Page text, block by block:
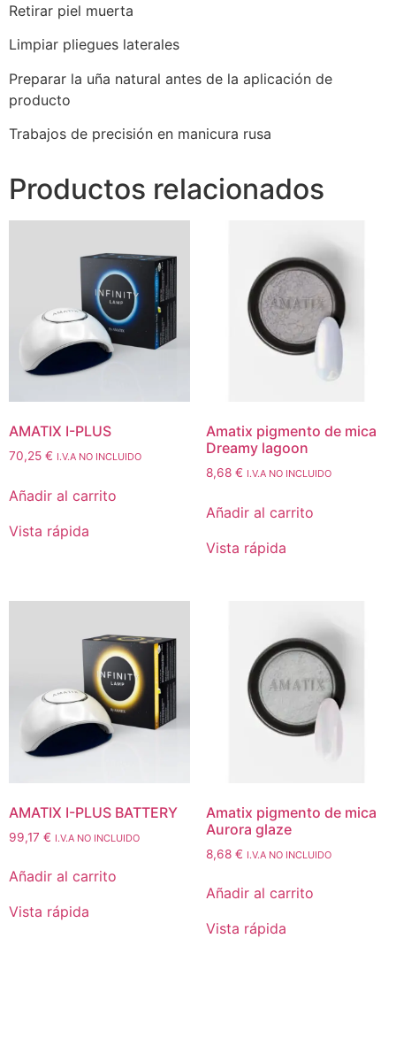
Retirar piel muerta
Limpiar pliegues laterales
Preparar la uña natural antes de la aplicación de
producto
Trabajos de precisión en manicura rusa
Productos relacionados
AMATIX I-PLUS
70,25 € I.V.A NO INCLUIDO
Añadir al carrito
Vista rápida
Amatix pigmento de mica
Dreamy lagoon
8,68 € I.V.A NO INCLUIDO
Añadir al carrito
Vista rápida
AMATIX I-PLUS BATTERY
99,17 € I.V.A NO INCLUIDO
Añadir al carrito
Vista rápida
Amatix pigmento de mica
Aurora glaze
8,68 € I.V.A NO INCLUIDO
Añadir al carrito
Vista rápida